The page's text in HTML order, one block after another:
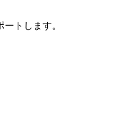
トします。